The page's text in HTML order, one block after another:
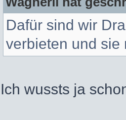
Dafür sind wir
verbieten und sie
Ich wussts ja